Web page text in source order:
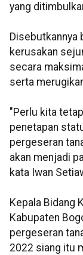
yang
Disebutkannya
kerusakan
secara
serta
"Perlu kita
penetapan
pergeseran
akan menjadi
kata Iwan
Kepala Bidang
Kabupaten
pergeseran
2022 siang itu